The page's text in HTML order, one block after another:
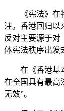
《宪法》在特
注。香港回归以
反对主要源于对
体宪法秩序出发
在《香港基本
在全国具有最高
无效”。